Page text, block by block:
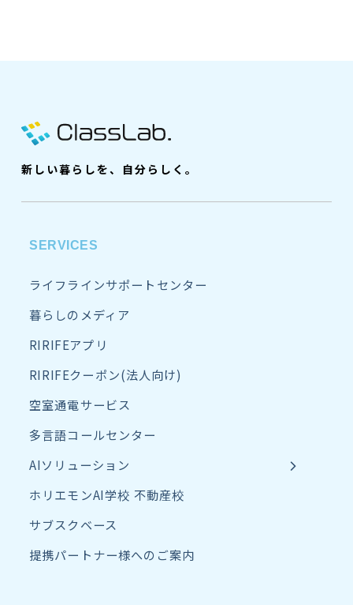
新しい暮らしを、自分らしく。
SERVICES
ライフラインサポートセンター
暮らしのメディア
RIRIFEアプリ
RIRIFEクーポン(法人向け)
空室通電サービス
多言語コールセンター
AIソリューション
ホリエモンAI学校 不動産校
サブスクベース
提携パートナー様へのご案内